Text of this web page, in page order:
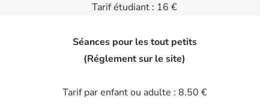
Tarif étudiant : 16 €
Séances pour les tout petits
(Réglement sur le site)
Tarif par enfant ou adulte : 8.50 €